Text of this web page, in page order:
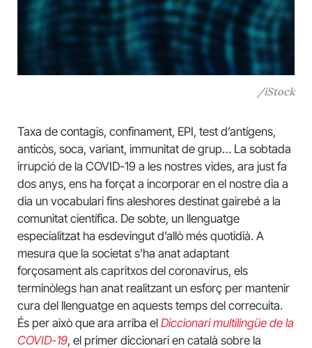
/iStock
Taxa de contagis, confinament, EPI, test d’antígens,
anticòs, soca, variant, immunitat de grup… La sobtada
irrupció de la COVID-19 a les nostres vides, ara just fa
dos anys, ens ha forçat a incorporar en el nostre dia a
dia un vocabulari fins aleshores destinat gairebé a la
comunitat científica. De sobte, un llenguatge
especialitzat ha esdevingut d’allò més quotidià. A
mesura que la societat s’ha anat adaptant
forçosament als capritxos del coronavirus, els
terminòlegs han anat realitzant un esforç per mantenir
cura del llenguatge en aquests temps del correcuita.
És per això que ara arriba el Diccionari multilingüe de la
COVID-19, el primer diccionari en català sobre la